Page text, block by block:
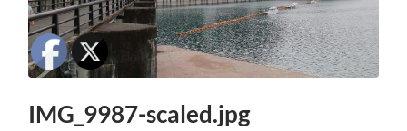
IMG_9987-scaled.jpg